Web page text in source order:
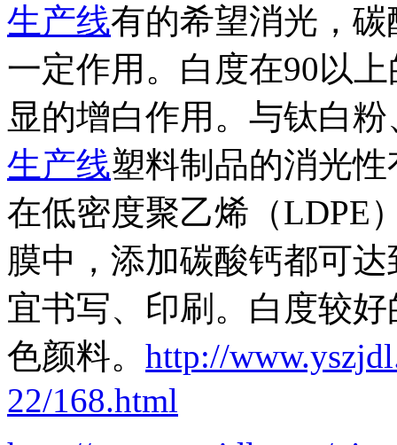
生产线有的希望消光，
一定作用。白度在90以
显的增白作用。与钛白
生产线塑料制品的消光
在低密度聚乙烯（LDPE
膜中，添加碳酸钙都可
宜书写、印刷。 白度较
色颜料。 http://
22/168.html